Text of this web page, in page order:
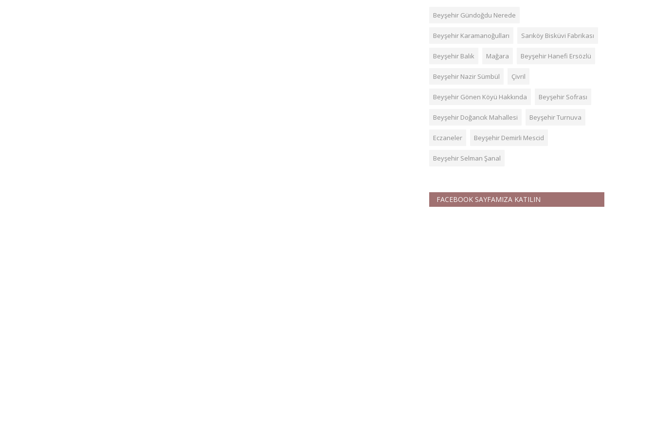
Beyşehir Gündoğdu Nerede
Beyşehir Karamanoğulları Sarıköy Bisküvi Fabrikası
Beyşehir Balık Mağara Beyşehir Hanefi Ersözlü
Beyşehir Nazir Sümbül Çivril
Beyşehir Gönen Köyü Hakkında Beyşehir Sofrası
Beyşehir Doğancık Mahallesi Beyşehir Turnuva
Eczaneler Beyşehir Demirli Mescid
Beyşehir Selman Şanal
FACEBOOK SAYFAMIZA KATILIN